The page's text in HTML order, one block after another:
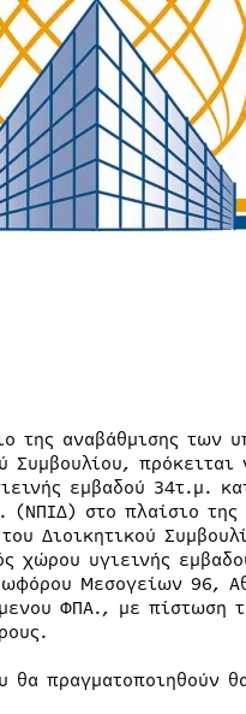
της αναβάθμισης
Συμβουλίου,
εμβαδού 34τ.μ.
(ΝΠΙΔ) στο πλαίσιο
Διοικητικού
χώρου υγιεινής
Μεσογείων 96,
ΦΠΑ., με πίστωση
θα πραγματοποιηθούν